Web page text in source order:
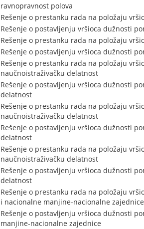
ravnopravnost polova
Rešenje o prestanku rada na položaju
Rešenje o postavljenju vršioca dužnosti
Rešenje o prestanku rada na položaju
Rešenje o postavljenju vršioca dužnosti
Rešenje o prestanku rada na položaju
naučnoistraživačku delatnost
Rešenje o postavljenju vršioca dužnosti
delatnost
Rešenje o prestanku rada na položaju
naučnoistraživačku delatnost
Rešenje o postavljenju vršioca dužnosti
delatnost
Rešenje o prestanku rada na položaju
naučnoistraživačku delatnost
Rešenje o postavljenju vršioca dužnosti
delatnost
Rešenje o prestanku rada na položaju
i nacionalne manjine-nacionalne zajednice
Rešenje o postavljenju vršioca dužnosti
manjine-nacionalne zajednice